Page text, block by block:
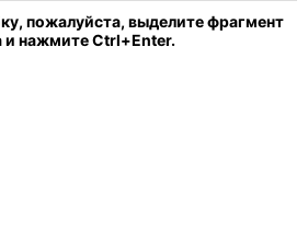
пожалуйста, выделите фрагмент
и нажмите Ctrl+Enter.